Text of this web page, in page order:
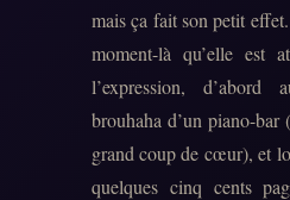
mais ça fait son petit
moment-là qu’elle est
l’expression,
brouhaha d’un piano-
grand coup de cœur), et
quelques cinq cents